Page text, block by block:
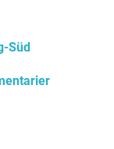
Süd